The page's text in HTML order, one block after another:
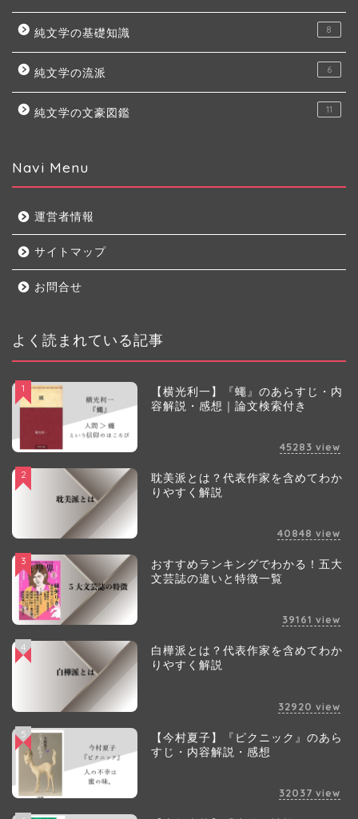
純文学の基礎知識 8
純文学の流派 6
純文学の文豪図鑑 11
Navi Menu
運営者情報
サイトマップ
お問合せ
よく読まれている記事
1
【横光利一】『蠅』のあらすじ・内
容解説・感想｜論文検索付き
45283 view
2
耽美派とは？代表作家を含めてわか
りやすく解説
40848 view
3
おすすめランキングでわかる！五大
文芸誌の違いと特徴一覧
39161 view
4
白樺派とは？代表作家を含めてわか
りやすく解説
32920 view
5
【今村夏子】『ピクニック』のあら
すじ・内容解説・感想
32037 view